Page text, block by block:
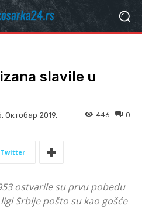
slavile u
Октобар 2019. 0
446
Twitter
ostvarile su prvu pobedu
Srbije pošto su kao gošće